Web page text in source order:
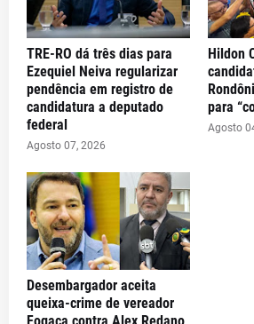
TRE-RO dá três dias para
Ezequiel Neiva regularizar
pendência em registro de
candidatura a deputado
federal
Agosto 07, 2026
Hildon
para
Agosto
Desembargador aceita
queixa-crime de vereador